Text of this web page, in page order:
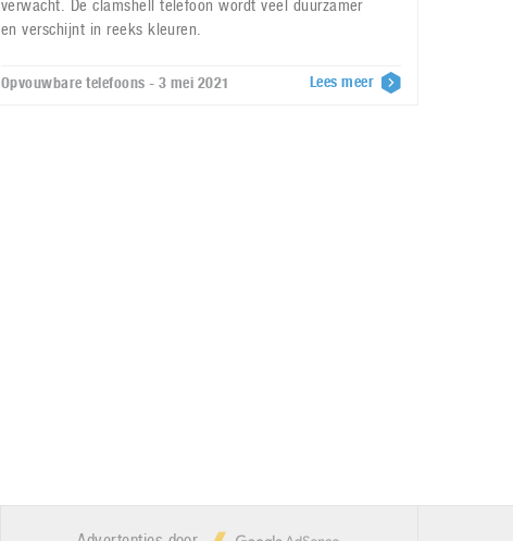
verwacht. De clamshell telefoon wordt veel duurzamer
en verschijnt in reeks kleuren.
Opvouwbare telefoons - 3 mei 2021 Lees meer